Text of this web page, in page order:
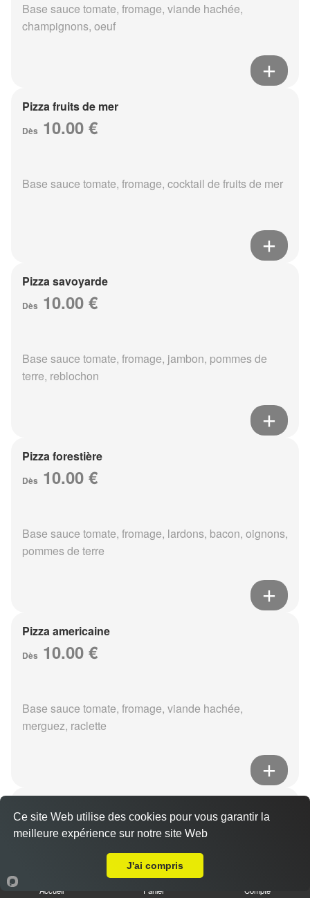
Base sauce tomate, fromage, viande hachée,
champignons, oeuf
Pizza fruits de mer
Dès 10.00 €
Base sauce tomate, fromage, cocktail de fruits de mer
Pizza savoyarde
Dès 10.00 €
Base sauce tomate, fromage, jambon, pommes de
terre, reblochon
Pizza forestière
Dès 10.00 €
Base sauce tomate, fromage, lardons, bacon, oignons,
pommes de terre
Pizza americaine
Dès 10.00 €
Base sauce tomate, fromage, viande hachée,
merguez, raclette
Dès10.00 €
Base sauce tomate, fromage, viande hachée, boursin,
Accueil Panier Compte
Ce site Web utilise des cookies pour vous garantir la
meilleure expérience sur notre site Web
J'ai compris